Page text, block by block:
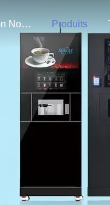
Environ Nous Produits